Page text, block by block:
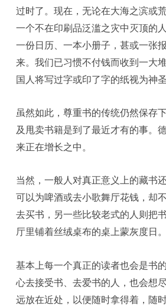
过时了。现在，无论在大海之滨或
一个不在印刷品泛滥之灾中灭顶的
一份日历、一本小册子，甚或一张
来。我们已习惯不付钱而收到一大
国人将写过字或印了字的纸视为神
虽然如此，尊重书的传统仍然保存
及甩卖书籍是到了最近才有的事。
来正在增长之中。
当然，一般人对真正意义上的藏书
可以为啤酒或去小歌舞厅花钱，却
去买书，另一些比较老式的人则把
厅里铺着丝绒桌布的桌上蒙灰度日。
基本上每一个真正的读者也会是书
心去接受书、去爱书的人，也会想
远放在近处，以便随时拿得着，随